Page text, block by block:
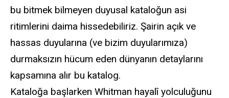
bu bitmek bilmeyen duyusal kataloğun asi
ritimlerini daima hissedebiliriz. Şairin açık ve
hassas duyularına (ve bizim duyularımıza)
durmaksızın hücum eden dünyanın detaylarını
kapsamına alır bu katalog.
Kataloğa başlarken Whitman hayalî yolculuğunu